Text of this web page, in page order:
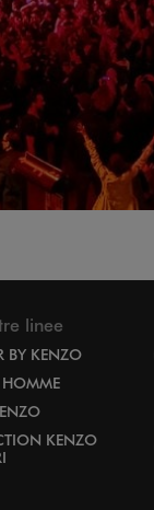
linee
BY KENZO
KENZO